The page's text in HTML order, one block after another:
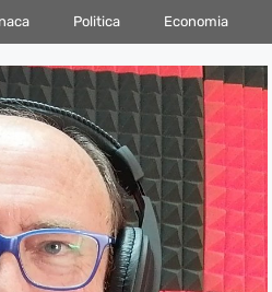
Politica Economia